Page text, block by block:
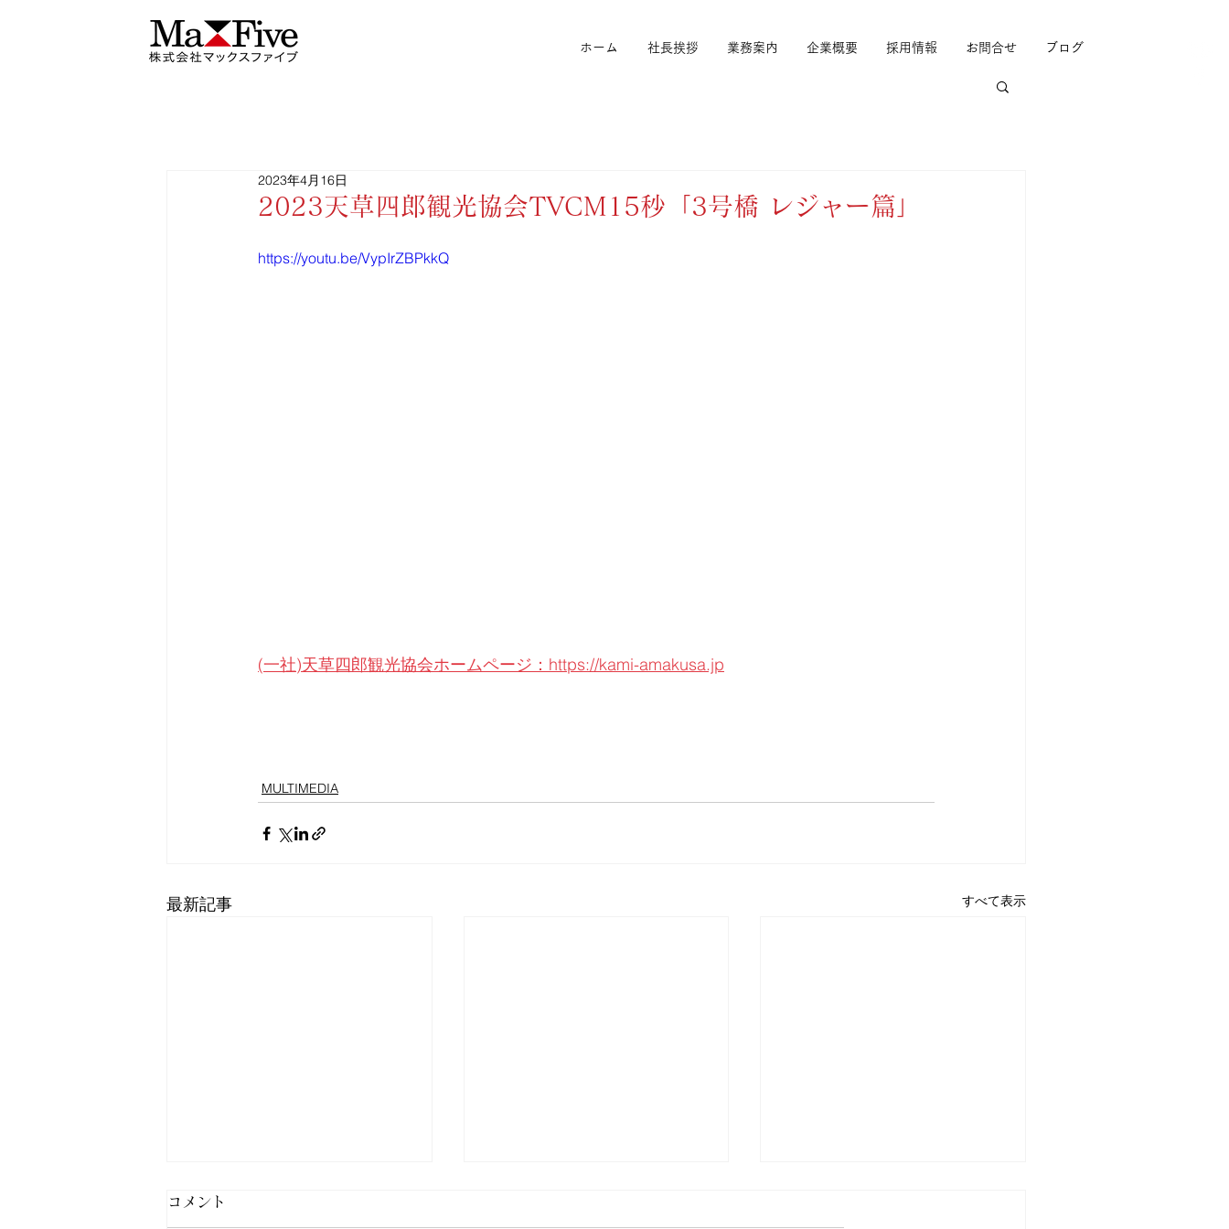
ホーム 社長挨拶 業務案内 企業概要 採用情報 お問合せ ブログ
2023天草四郎観光協会TVCM15秒「3号橋 レジャー篇」
2023年4月16日
https://youtu.be/VypIrZBPkkQ
(一社)天草四郎観光協会ホームページ：https://kami-amakusa.jp
MULTIMEDIA
最新記事 すべて表示
コメント